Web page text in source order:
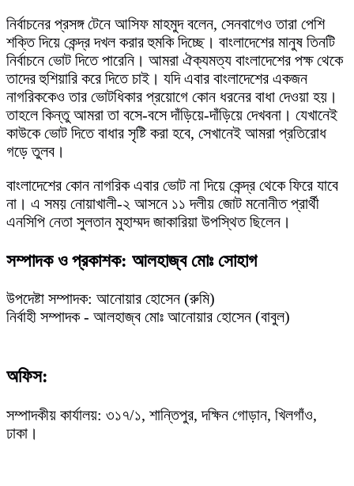
নির্বাচনের প্রসঙ্গ টেনে আসিফ মাহমুদ বলেন, সেনবাগেও তারা পেশি
শক্তি দিয়ে কেন্দ্র দখল করার হুমকি দিচ্ছে। বাংলাদেশের মানুষ তিনটি
নির্বাচনে ভোট দিতে পারেনি। আমরা ঐক্যমত্য বাংলাদেশের পক্ষ থেকে
তাদের হুশিয়ারি করে দিতে চাই। যদি এবার বাংলাদেশের একজন
নাগরিককেও তার ভোটধিকার প্রয়োগে কোন ধরনের বাধা দেওয়া হয়।
তাহলে কিন্তু আমরা তা বসে-বসে দাঁড়িয়ে-দাঁড়িয়ে দেখবনা। যেখানেই
কাউকে ভোট দিতে বাধার সৃষ্টি করা হবে, সেখানেই আমরা প্রতিরোধ
গড়ে তুলব।
বাংলাদেশের কোন নাগরিক এবার ভোট না দিয়ে কেন্দ্র থেকে ফিরে যাবে
না। এ সময় নোয়াখালী-২ আসনে ১১ দলীয় জোট মনোনীত প্রার্থী
এনসিপি নেতা সুলতান মুহাম্মদ জাকারিয়া উপস্থিত ছিলেন।
সম্পাদক ও প্রকাশক: আলহাজ্ব মোঃ সোহাগ
উপদেষ্টা সম্পাদক: আনোয়ার হোসেন (রুমি)
নির্বাহী সম্পাদক - আলহাজ্ব মোঃ আনোয়ার হোসেন (বাবুল)
অফিস:
সম্পাদকীয় কার্যালয়: ৩১৭/১, শান্তিপুর, দক্ষিন গোড়ান, খিলগাঁও,
ঢাকা।